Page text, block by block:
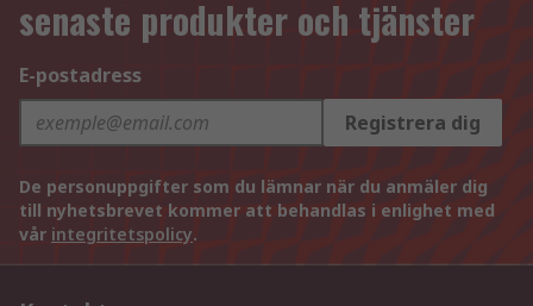
senaste produkter och tjänster
E-postadress
Registrera dig
De personuppgifter som du lämnar när du anmäler dig
till nyhetsbrevet kommer att behandlas i enlighet med
vår integritetspolicy.